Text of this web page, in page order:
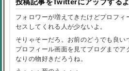
フォロワーが増えてきたけどプロフィ
セスしてくれる人が少ないよ。
そりゃそーだろ。お前のどうでも良い
プロフィール画面を見てブログまでア
なりの物好きだろうね。